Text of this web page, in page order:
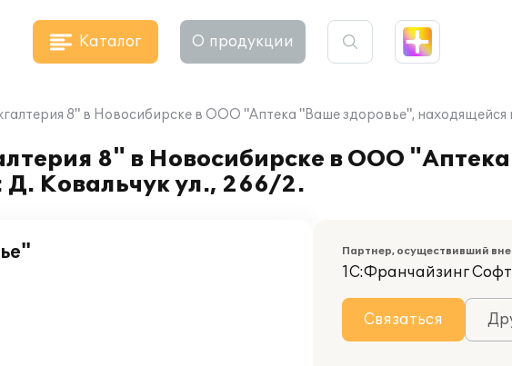
Каталог О продукции
8" в Новосибирске в ООО "Аптека "Ваше здоровье", находящейся
8" в Новосибирске в ООО
Ковальчук ул., 266/2.
Партнер, осуществивший
1С:Франчайзинг
Связаться